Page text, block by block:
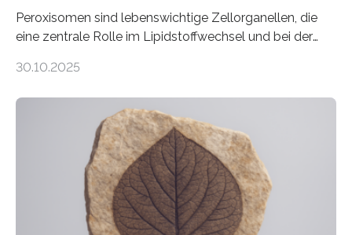
Peroxisomen sind lebenswichtige Zellorganellen, die
eine zentrale Rolle im Lipidstoffwechsel und bei der
erfüllen können, müssen zahlreiche Enzyme präzise in
der Ruhr-Universität Bochum um Prof. Dr. Ralf Erdmann
und Dr. Ismaila Francis Yusuf hat nun einen bislang
unbekannten Qualitätskontrollmechanismus des
peroxisomalen Proteintransports in der Bäckerhefe
Saccharomyces cerevisiae entdeckt, der für die
Funktionsfähigkeit der Organellen entscheidend ist. Die
Studie wurde am 28. Oktober 2025 in der
30.10.2025